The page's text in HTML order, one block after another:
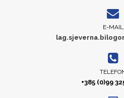
E-MAIL
+385 (0)99